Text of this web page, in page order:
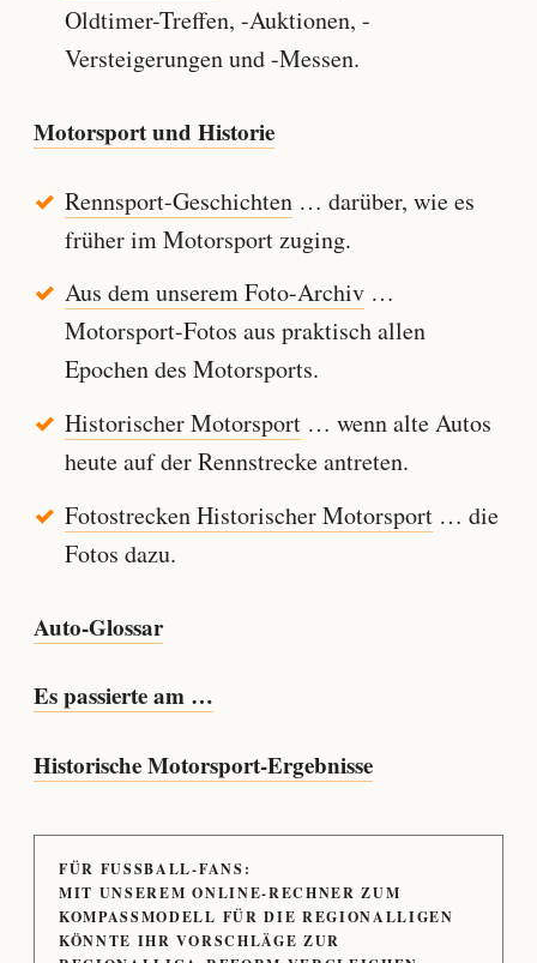
Oldtimer-Treffen, -Auktionen, -
Versteigerungen und -Messen.
Motorsport und Historie
Rennsport-Geschichten… darüber, wie es
früher im Motorsport zuging.
Aus dem unserem Foto-Archiv…
Motorsport-Fotos aus praktisch allen
Epochen des Motorsports.
Historischer Motorsport… wenn alte Autos
heute auf der Rennstrecke antreten.
Fotostrecken Historischer Motorsport… die
Fotos dazu.
Auto-Glossar
Es passierte am …
Historische Motorsport-Ergebnisse
FÜR FUSSBALL-FANS:
MIT UNSEREM ONLINE-RECHNER ZUM
KOMPASSMODELL FÜR DIE REGIONALLIGEN
KÖNNTE IHR VORSCHLÄGE ZUR